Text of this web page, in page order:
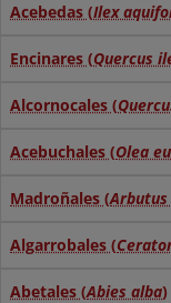
Acebedas (Ilex
Encinares (Quercus
Alcornocales (
Acebuchales (Olea
Madroñales (Arbutus
Algarrobales (
Abetales (Abies alba)